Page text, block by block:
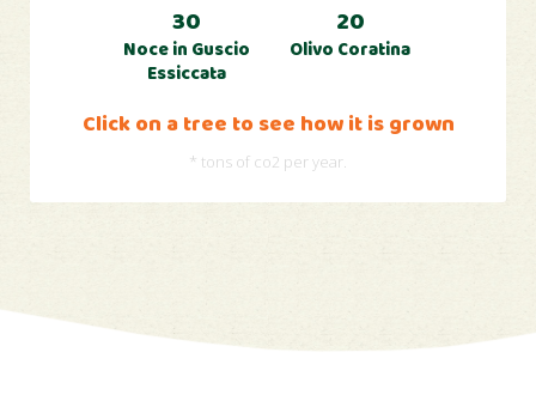
30
Noce in Guscio
Essiccata
20
Olivo Coratina
Click on a tree to see how it is grown
* tons of co2 per year.